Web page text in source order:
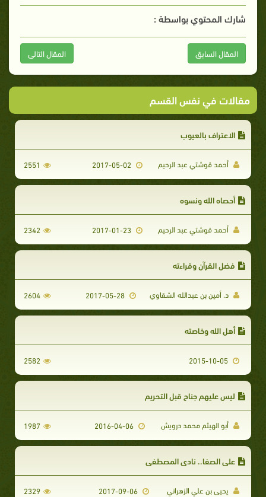
شارك المحتوي بواسطة :
المقال السابق المقال التالى
مقالات في نفس القسم
الاعتراف بالعيوب
أحمد قوشتي عبد الرحيم 2551
أحصاه الله ونسوه
أحمد قوشتي عبد الرحيم 2017-01-23
2342
فضل القرآن وقراءته
د. أمين بن عبدالله الشقاوي 2604
أهل الله وخاصته
2582
ليس عليهم جناح قبل التحريم
أبو الهيثم محمد درويش 2016-04-06
1987
على الصفا.. نادى المصطفى
يحيى بن علي الزهراني 2329